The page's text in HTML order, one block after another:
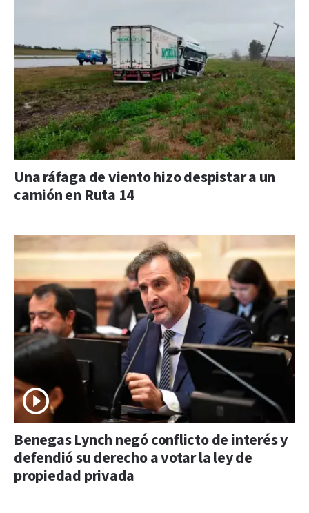
Una ráfaga de viento hizo despistar a un
camión en Ruta 14
Benegas Lynch negó conflicto de interés y
defendió su derecho a votar la ley de
propiedad privada